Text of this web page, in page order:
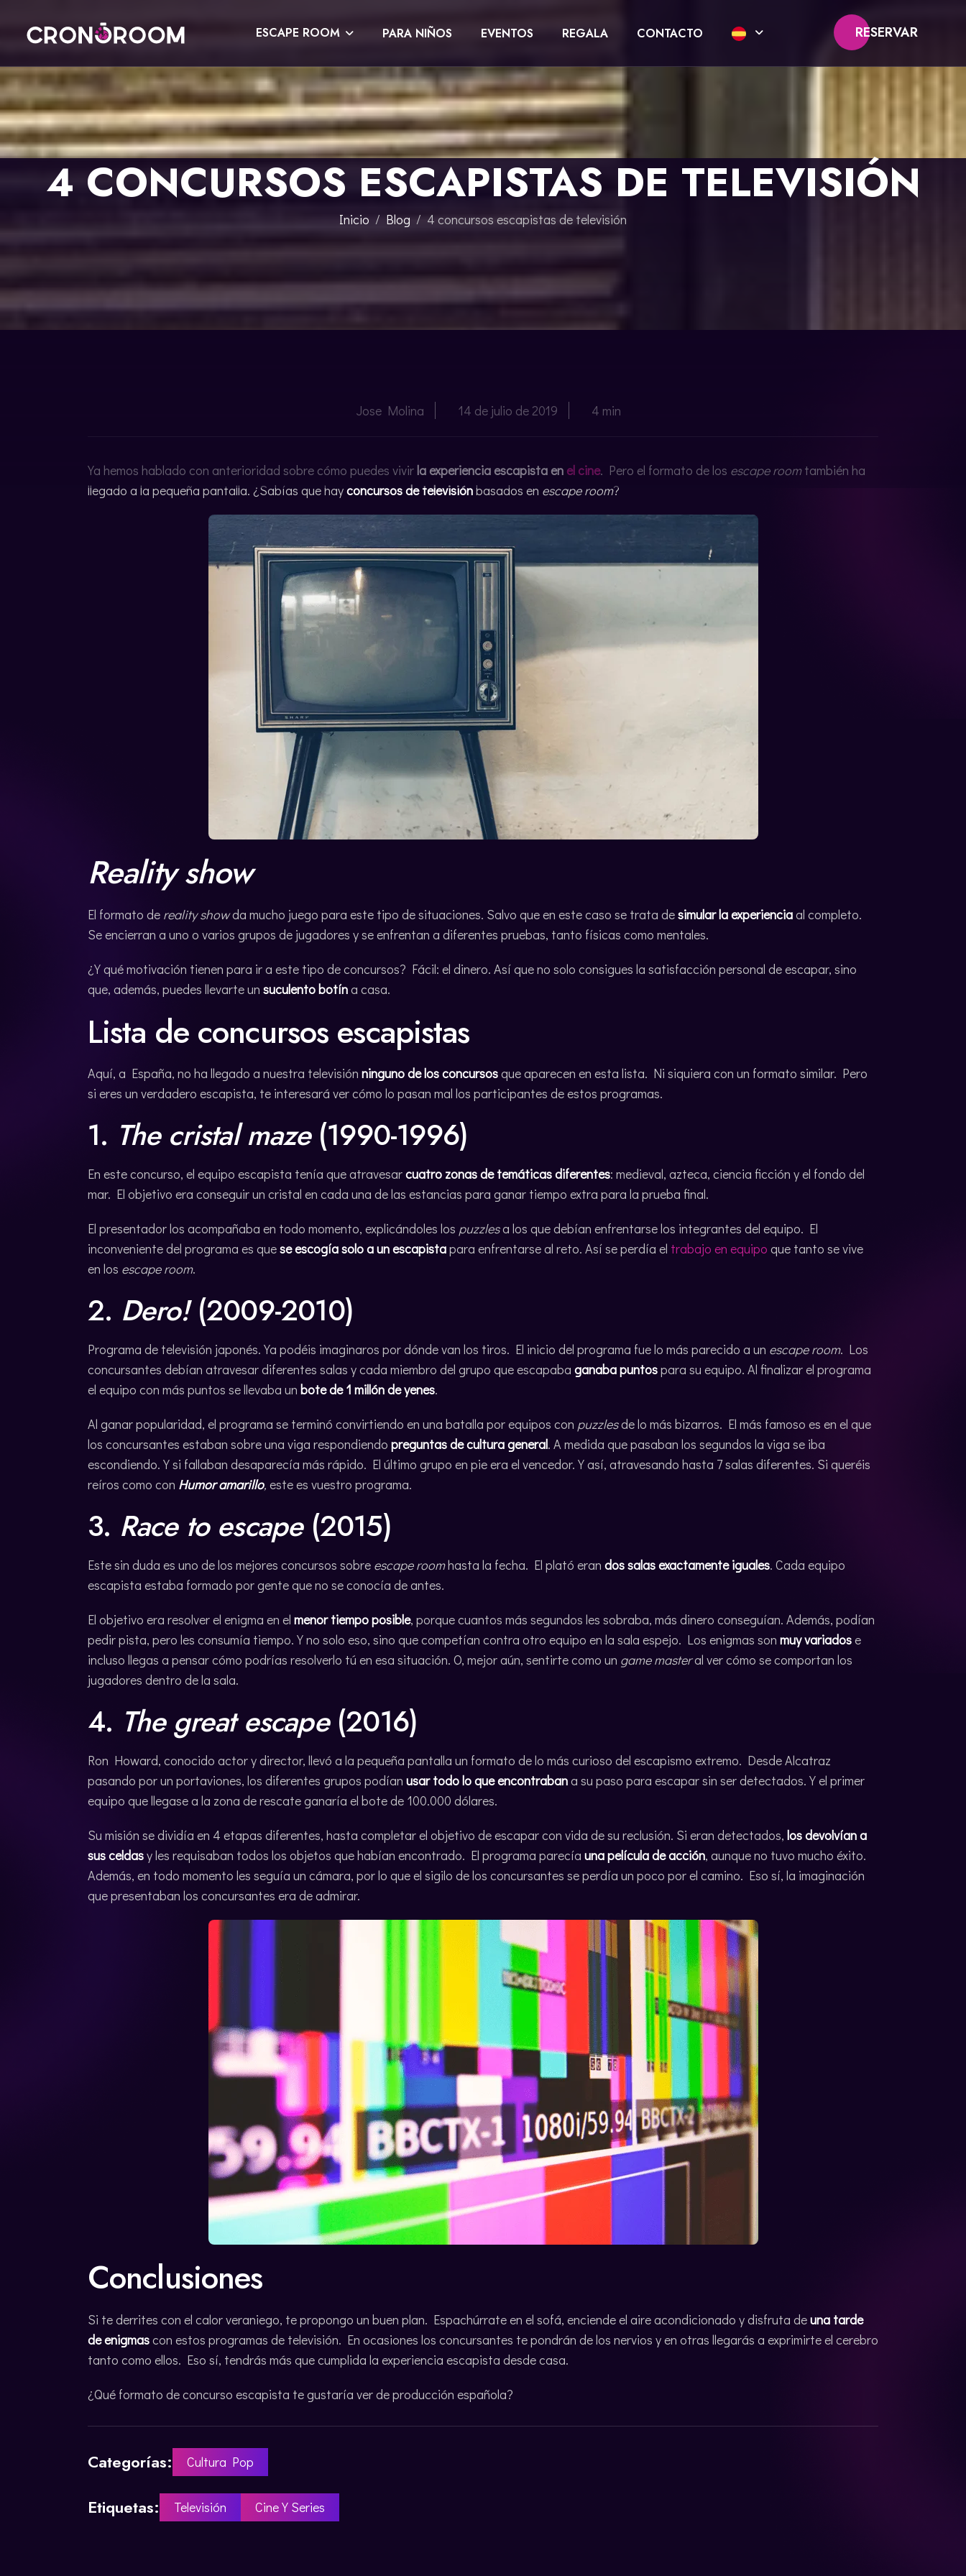
ESCAPE ROOM PARA NIÑOS EVENTOS REGALA CONTACTO RESERVAR
ESCAPE ROOM
EL TESORO DEL JAGUAR
CRONODETECTIVES
CLASE DE POCIONES
LABORATORIO JURÁSICO
PARA NIÑOS
EVENTOS
REGALA4 CONCURSOS ESCAPISTAS DE TELEVISIÓN
Inicio Blog 4 concursos escapistas de televisión
Jose Molina 14 de julio de 2019 4 min
Ya hemos hablado con anterioridad sobre cómo puedes vivirla experiencia escapista en el cine. Pero el formato de los escape roomtambién ha
llegado a la pequeña pantalla. ¿Sabías que hayconcursos de televisiónbasados en escape room?
Reality show
El formato de reality showda mucho juego para este tipo de situaciones. Salvo que en este caso se trata desimular la experienciaal completo.
Se encierran a uno o varios grupos de jugadores y se enfrentan a diferentes pruebas, tanto físicas como mentales.
¿Y qué motivación tienen para ir a este tipo de concursos? Fácil: el dinero. Así que no solo consigues la satisfacción personal de escapar, sino
que, además, puedes llevarte un suculento botína casa.
Lista de concursos escapistas
Aquí, a España, no ha llegado a nuestra televisión ninguno de los concursosque aparecen en esta lista. Ni siquiera con un formato similar. Pero
si eres un verdadero escapista, te interesará ver cómo lo pasan mal los participantes de estos programas.
1. The cristal maze(1990-1996)
En este concurso, el equipo escapista tenía que atravesarcuatro zonas de temáticas diferentes: medieval, azteca, ciencia ficción y el fondo del
mar. El objetivo era conseguir un cristal en cada una de las estancias para ganar tiempo extra para la prueba final.
El presentador los acompañaba en todo momento, explicándoles los puzzlesa los que debían enfrentarse los integrantes del equipo. El
inconveniente del programa es quese escogía solo a un escapistapara enfrentarse al reto. Así se perdía el trabajo en equipo que tanto se vive
en los escape room.
2. Dero!(2009-2010)
Programa de televisión japonés. Ya podéis imaginaros por dónde van los tiros. El inicio del programa fue lo más parecido a un escape room. Los
concursantes debían atravesar diferentes salas y cada miembro del grupo que escapaba ganaba puntospara su equipo. Al finalizar el programa
el equipo con más puntos se llevaba un bote de 1 millón de yenes.
Al ganar popularidad, el programa se terminó convirtiendo en una batalla por equipos con puzzlesde lo más bizarros. El más famoso es en el que
los concursantes estaban sobre una viga respondiendo preguntas de cultura general. A medida que pasaban los segundos la viga se iba
escondiendo. Y si fallaban desaparecía más rápido. El último grupo en pie era el vencedor. Y así, atravesando hasta 7 salas diferentes. Si queréis
reíros como con Humor amarillo, este es vuestro programa.
3. Race to escape (2015)
Este sin duda es uno de los mejores concursos sobre escape roomhasta la fecha. El plató eran dos salas exactamente iguales. Cada equipo
escapista estaba formado por gente que no se conocía de antes.
El objetivo era resolver el enigma en el menor tiempo posible, porque cuantos más segundos les sobraba, más dinero conseguían. Además, podían
pedir pista, pero les consumía tiempo. Y no solo eso, sino que competían contra otro equipo en la sala espejo. Los enigmas son muy variadose
incluso llegas a pensar cómo podrías resolverlo tú en esa situación. O, mejor aún, sentirte como un game masteral ver cómo se comportan los
jugadores dentro de la sala.
4. The great escape(2016)
Ron Howard, conocido actor y director, llevó a la pequeña pantalla un formato de lo más curioso del escapismo extremo. Desde Alcatraz
pasando por un portaviones, los diferentes grupos podían usar todo lo que encontrabana su paso para escapar sin ser detectados. Y el primer
equipo que llegase a la zona de rescate ganaría el bote de 100.000 dólares.
Su misión se dividía en 4 etapas diferentes, hasta completar el objetivo de escapar con vida de su reclusión. Si eran detectados, los devolvían a
sus celdasy les requisaban todos los objetos que habían encontrado. El programa parecía una película de acción, aunque no tuvo mucho éxito.
Además, en todo momento les seguía un cámara, por lo que el sigilo de los concursantes se perdía un poco por el camino. Eso sí, la imaginación
que presentaban los concursantes era de admirar.
Conclusiones
Si te derrites con el calor veraniego, te propongo un buen plan. Espachúrrate en el sofá, enciende el aire acondicionado y disfruta deuna tarde
de enigmascon estos programas de televisión. En ocasiones los concursantes te pondrán de los nervios y en otras llegarás a exprimirte el cerebro
tanto como ellos. Eso sí, tendrás más que cumplida la experiencia escapista desde casa.
¿Qué formato de concurso escapista te gustaría ver de producción española?
Categorías: Cultura Pop
Etiquetas: Televisión Cine Y Series